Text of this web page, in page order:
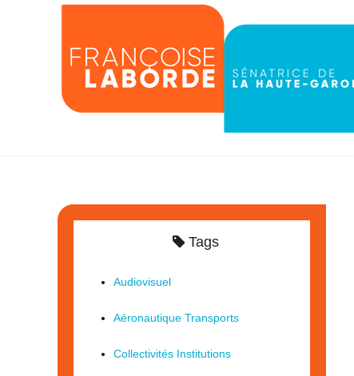
Tags
Audiovisuel
Aéronautique Transports
Collectivités Institutions